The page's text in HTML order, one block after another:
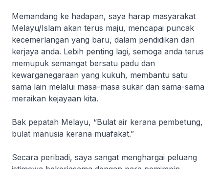
Memandang ke hadapan, saya harap masyarakat
Melayu/Islam akan terus maju, mencapai puncak
kecemerlangan yang baru, dalam pendidikan dan
kerjaya anda. Lebih penting lagi, semoga anda terus
memupuk semangat bersatu padu dan
kewarganegaraan yang kukuh, membantu satu
sama lain melalui masa-masa sukar dan sama-sama
meraikan kejayaan kita.
Bak pepatah Melayu, “Bulat air kerana pembetung,
bulat manusia kerana muafakat.”
Secara peribadi, saya sangat menghargai peluang